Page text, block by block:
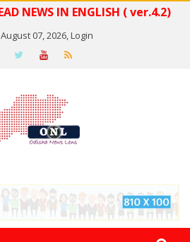
IN ENGLISH ( ver.4.2)
07, 2026,Login